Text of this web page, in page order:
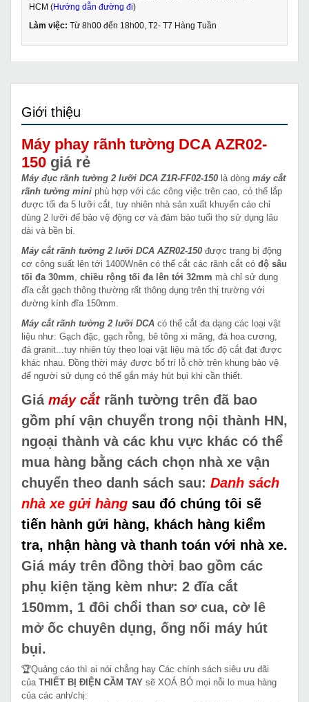
HCM (Hướng dẫn đường đi)
Làm việc: Từ 8h00 đến 18h00, T2- T7 Hàng Tuần
Giới thiệu
Máy phay rãnh tường DCA AZR02-
150 giá rẻ
Máy đục rãnh tường 2 lưỡi DCA Z1R-FF02-150 là dòng máy cắt
rãnh tường mini phù hợp với các công việc trên cao, có thể lắp
được tối đa 5 lưỡi cắt, tuy nhiên nhà sản xuất khuyến cáo chỉ
dùng 2 lưỡi để bảo vệ động cơ và đảm bảo tuổi thọ sử dụng lâu
dài và bền bỉ.
Máy cắt rãnh tường 2 lưỡi DCA AZR02-150 được trang bị động
cơ công suất lên tới 1400Wnên có thể cắt các rãnh cắt có độ sâu
tối đa 30mm chiều rộng tối đa lên tới 32mm mà chỉ sử dụng
đĩa cắt gạch thông thường rất thông dụng trên thị trường với
đường kính đĩa 150mm.
Máy cắt rãnh tường 2 lưỡi DCA có thể cắt đa dạng các loại vật
liệu như: Gạch đặc, gạch rỗng, bê tông xi măng, đá hoa cương,
đá granit...tuy nhiên tùy theo loại vật liệu mà tốc độ cắt đạt được
khác nhau. Đồng thời máy được bố trí lỗ chờ trên khung bảo vệ
để người sử dụng có thể gắn máy hút bụi khi cần thiết.
Giá máy cắtrãnh tường trên đã bao
gồm phí vận chuyển trong nội thành HN,
ngoại thành và các khu vực khác có thể
mua hàng bằng cách chọn nhà xe vận
chuyển theo danh sách sau: Danh sách
nhà xe gửi hàng sau đó chúng tôi sẽ
tiến hành gửi hàng, khách hàng kiểm
tra, nhận hàng và thanh toán với nhà xe.
Giá máy trên đồng thời bao gồm các
phụ kiện tặng kèm như: 2 đĩa cắt
150mm, 1 đôi chổi than sơ cua, cờ lê
mở ốc chuyên dụng, ống nối máy hút
bụi.
🏆Quảng cáo thì ai nói chẳng hay Các chính sách siêu ưu đãi
của THIẾT BỊ ĐIỆN CẦM TAY sẽ XOÁ BỎ mọi nỗi lo mua hàng
của các anh/chị: